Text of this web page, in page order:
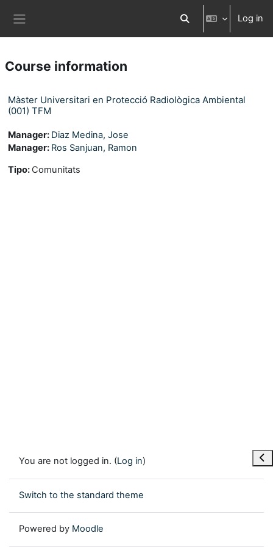
Toggle search input
Log in
Course information
Màster Universitari en Protecció Radiològica Ambiental
(001) TFM
Manager: Diaz Medina, Jose
Manager: Ros Sanjuan, Ramon
Tipo: Comunitats
You are not logged in. (Log in)
Switch to the standard theme
Powered by Moodle